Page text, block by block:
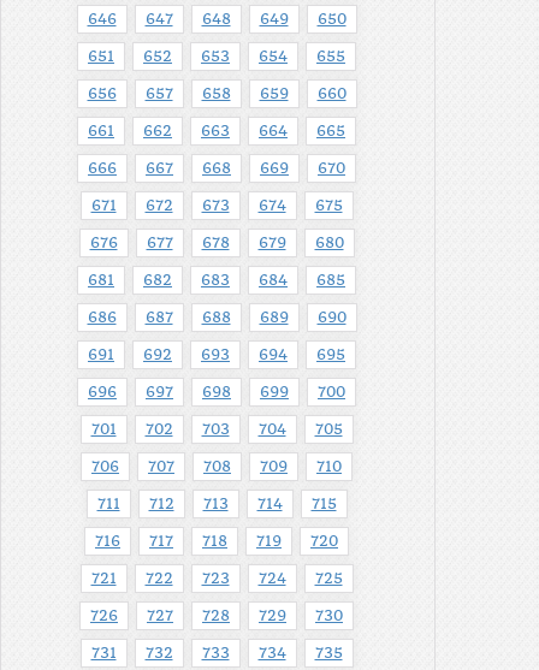
646 647 648 649 650
651 652 653 654 655
656 657 658 659 660
661 662 663 664 665
666 667 668 669 670
671 672 673 674 675
676 677 678 679 680
681 682 683 684 685
686 687 688 689 690
691 692 693 694 695
696 697 698 699 700
701 702 703 704 705
706 707 708 709 710
711 712 713 714 715
716 717 718 719 720
721 722 723 724 725
726 727 728 729 730
731 732 733 734 735